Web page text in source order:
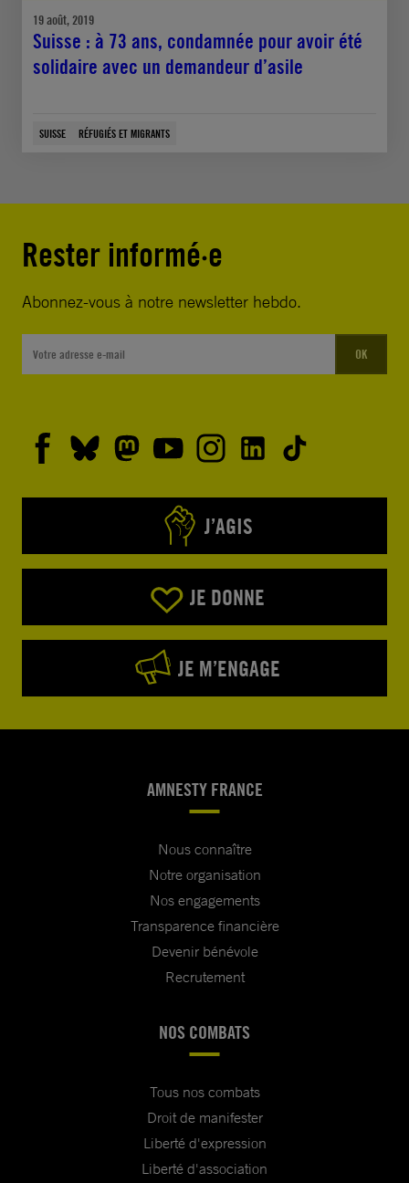
19 août, 2019
Suisse : à 73 ans, condamnée pour avoir été
solidaire avec un demandeur d’asile
SUISSE RÉFUGIÉS ET MIGRANTS
Rester informé·e
Abonnez-vous à notre newsletter hebdo.
OK
J’AGIS
JE DONNE
JE M’ENGAGE
AMNESTY FRANCE
Nous connaître
Notre organisation
Nos engagements
Transparence financière
Devenir bénévole
Recrutement
NOS COMBATS
Tous nos combats
Droit de manifester
Liberté d'expression
Liberté d'association